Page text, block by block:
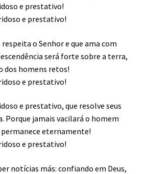
e prestativo!
e prestativo!
o Senhor e que ama com
será forte sobre a terra,
dos homens retos!
e prestativo!
e prestativo, que resolve seus
Porque jamais vacilará o homem
eternamente!
e prestativo!
notícias más: confiando em Deus,